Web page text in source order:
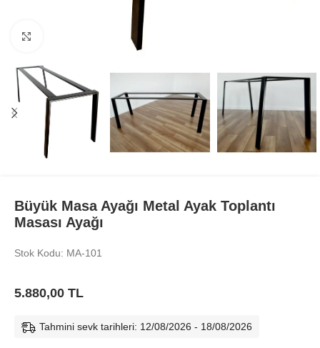
Büyük Masa Ayağı Metal Ayak Toplantı
Masası Ayağı
Stok Kodu: MA-101
5.880,00 TL
Tahmini sevk tarihleri: 12/08/2026 - 18/08/2026